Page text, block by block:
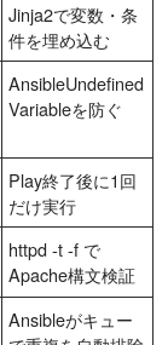
Jinja2で変数・条
件を埋め込む
AnsibleUndefined
Variableを防ぐ
Play終了後に1回
だけ実行
httpd -t -f で
Apache構文検証
Ansibleがキュー